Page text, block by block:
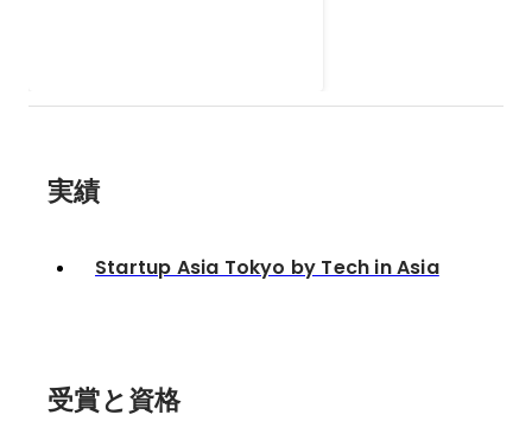
実績
Startup Asia Tokyo by Tech in Asia
受賞と資格